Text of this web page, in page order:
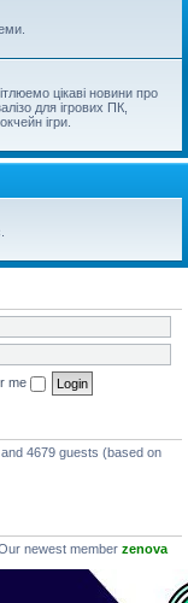
цікаві новини про
для ігрових ПК,
ігри.
me
4679 guests (based on
newest member zenova